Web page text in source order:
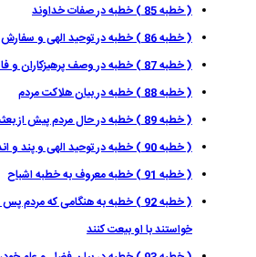
( خطبه 85 ) خطبه در صفات خداوند
( خطبه 86 ) خطبه در توحيد الهى و سفارش به تقوا و مشورت
( خطبه 87 ) خطبه در وصف پرهيزكاران و فاسقان و مقام خاندان نبوت
( خطبه 88 ) خطبه در بيان هلاكت مردم
( خطبه 89 ) خطبه در حال مردم پيش از بعثت و پس از آن
( خطبه 90 ) خطبه در توحيد الهى و پند و اندرز
( خطبه 91 ) خطبه معروف به خطبه اشباح
( خطبه 92 ) خطبه به هنگامى كه
خواستند با او بيعت كنند